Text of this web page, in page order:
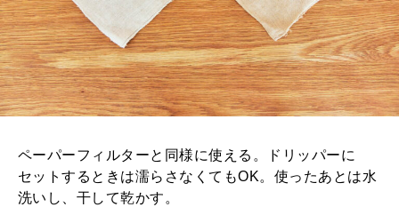
ペーパーフィルターと同様に使える。ドリッパーに
セットするときは濡らさなくてもOK。使ったあとは水
洗いし、干して乾かす。